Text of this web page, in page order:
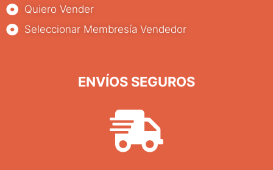
Quiero Vender
Seleccionar Membresía Vendedor
ENVÍOS SEGUROS